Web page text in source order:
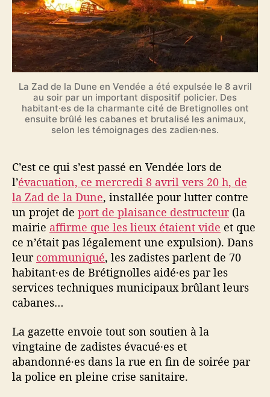
La Zad de la Dune en Vendée a été expulsée le 8 avril
au soir par un important dispositif policier. Des
habitant·es de la charmante cité de Bretignolles ont
ensuite brûlé les cabanes et brutalisé les animaux,
selon les témoignages des zadien·nes.
C’est ce qui s’est passé en Vendée lors de
l’évacuation, ce mercredi 8 avril vers 20 h, de
la Zad de la Dune, installée pour lutter contre
un projet de port de plaisance destructeur(la
mairie affirme que les lieux étaient vide et que
ce n’était pas légalement une expulsion). Dans
leur communiqué, les zadistes parlent de 70
habitant·es de Brétignolles aidé·es par les
services techniques municipaux brûlant leurs
cabanes…
La gazette envoie tout son soutien à la
vingtaine de zadistes évacué·es et
abandonné·es dans la rue en fin de soirée par
la police en pleine crise sanitaire.